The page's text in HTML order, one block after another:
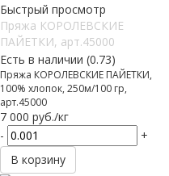
Быстрый просмотр
Пряжа КОРОЛЕВСКИЕ
ПАЙЕТКИ, арт.45000
Есть в наличии (0.73)
Пряжа КОРОЛЕВСКИЕ ПАЙЕТКИ,
100% хлопок, 250м/100 гр,
арт.45000
7 000 руб./кг
-
+
В корзину